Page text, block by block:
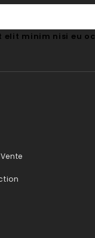
minim nisi eu